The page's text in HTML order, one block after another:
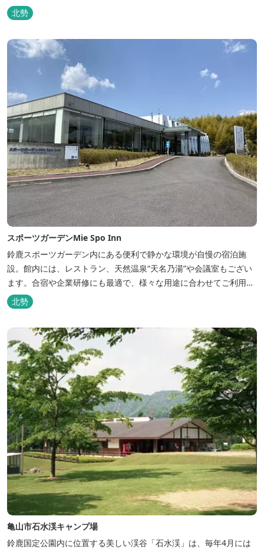
北勢
スポーツガーデンMie Spo Inn
鈴鹿スポーツガーデン内にある便利で静かな環境が自慢の宿泊施
設。館内には、レストラン、天然温泉“天名乃湯”や会議室もござい
ます。合宿や企業研修にも最適で、様々な用途に合わせてご利用頂
けます。
北勢
亀山市石水渓キャンプ場
鈴鹿国定公園内に位置する美しい渓谷「石水渓」は、毎年4月には